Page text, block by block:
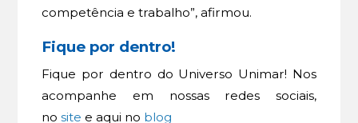
competência e trabalho”, afirmou.
Fique por dentro!
Fique por dentro do Universo Unimar! Nos
acompanhe em nossas redes sociais,
nosite e aqui no blog